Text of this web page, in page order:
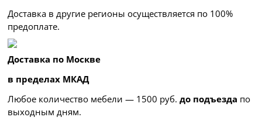
Доставка в другие регионы осуществляется по 100%
предоплате.
Доставка по Москве
в пределах МКАД
Любое количество мебели — 1500 руб. до подъезда по
выходным дням.